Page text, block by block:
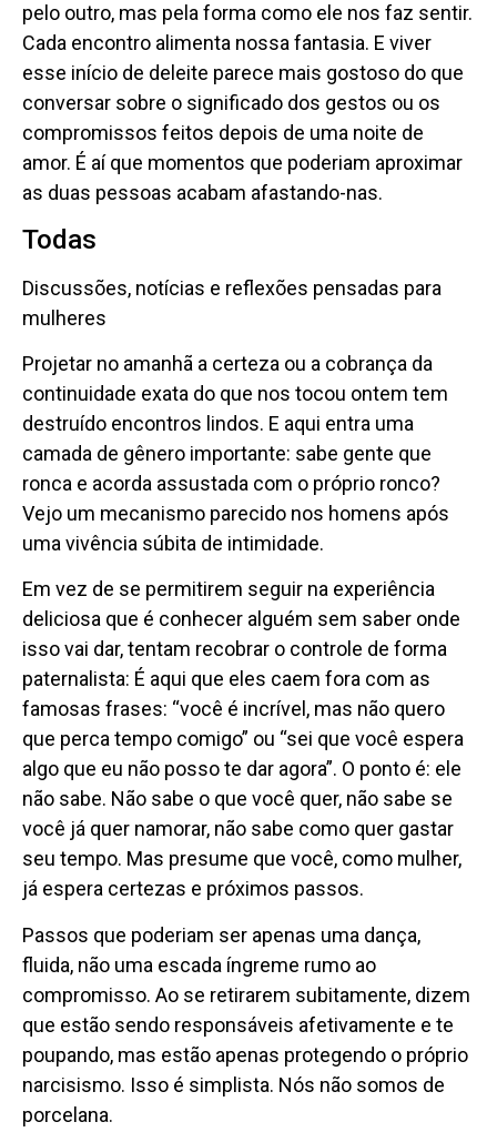
pelo outro, mas pela forma como ele nos faz sentir.
Cada encontro alimenta nossa fantasia. E viver
esse início de deleite parece mais gostoso do que
conversar sobre o significado dos gestos ou os
compromissos feitos depois de uma noite de
amor. É aí que momentos que poderiam aproximar
as duas pessoas acabam afastando-nas.
Todas
Discussões, notícias e reflexões pensadas para
mulheres
Projetar no amanhã a certeza ou a cobrança da
continuidade exata do que nos tocou ontem tem
destruído encontros lindos. E aqui entra uma
camada de gênero importante: sabe gente que
ronca e acorda assustada com o próprio ronco?
Vejo um mecanismo parecido nos homens após
uma vivência súbita de intimidade.
Em vez de se permitirem seguir na experiência
deliciosa que é conhecer alguém sem saber onde
isso vai dar, tentam recobrar o controle de forma
paternalista: É aqui que eles caem fora com as
famosas frases: “você é incrível, mas não quero
que perca tempo comigo” ou “sei que você espera
algo que eu não posso te dar agora”. O ponto é: ele
não sabe. Não sabe o que você quer, não sabe se
você já quer namorar, não sabe como quer gastar
seu tempo. Mas presume que você, como mulher,
já espera certezas e próximos passos.
Passos que poderiam ser apenas uma dança,
fluida, não uma escada íngreme rumo ao
compromisso. Ao se retirarem subitamente, dizem
que estão sendo responsáveis afetivamente e te
poupando, mas estão apenas protegendo o próprio
narcisismo. Isso é simplista. Nós não somos de
porcelana.